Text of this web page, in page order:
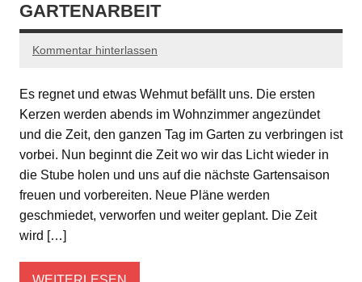
GARTENARBEIT
Kommentar hinterlassen
Es regnet und etwas Wehmut befällt uns. Die ersten
Kerzen werden abends im Wohnzimmer angezündet
und die Zeit, den ganzen Tag im Garten zu verbringen ist
vorbei. Nun beginnt die Zeit wo wir das Licht wieder in
die Stube holen und uns auf die nächste Gartensaison
freuen und vorbereiten. Neue Pläne werden
geschmiedet, verworfen und weiter geplant. Die Zeit
wird […]